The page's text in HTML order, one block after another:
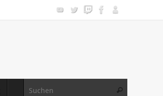
Suchen